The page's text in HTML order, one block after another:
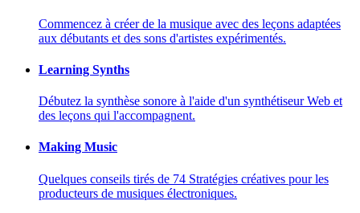
Commencez à créer de la musique avec des leçons adaptées
aux débutants et des sons d'artistes expérimentés.
Learning Synths
Débutez la synthèse sonore à l'aide d'un synthétiseur Web et
des leçons qui l'accompagnent.
Making Music
Quelques conseils tirés de 74 Stratégies créatives pour les
producteurs de musiques électroniques.